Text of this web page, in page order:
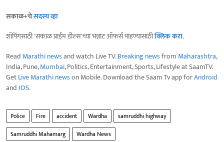
सकाळ+चेसदस्य व्हा
शॉपिंगसाठी 'सकाळ प्राईम डील्स'च्या भन्नाट ऑफर्स पाहण्यासाठीक्लिक करा.
Read Marathi newsand watch Live TV.Breaking newsfrom Maharashtra,
India, Pune,Mumbai, Politics, Entertainment, Sports, Lifestyle at SaamTV.
GetLive Marathi newson Mobile. Download the Saam Tv app forAndroid
and IOS.
Police Fire accident Wardha
samruddhi highway
Samruddhi Mahamarg
Wardha News